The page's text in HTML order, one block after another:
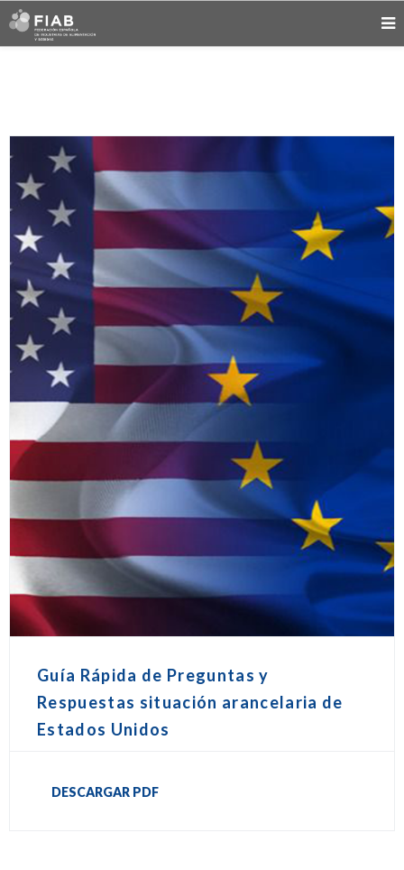
Guía Rápida de Preguntas y
Respuestas situación arancelaria de
Estados Unidos
DESCARGAR PDF